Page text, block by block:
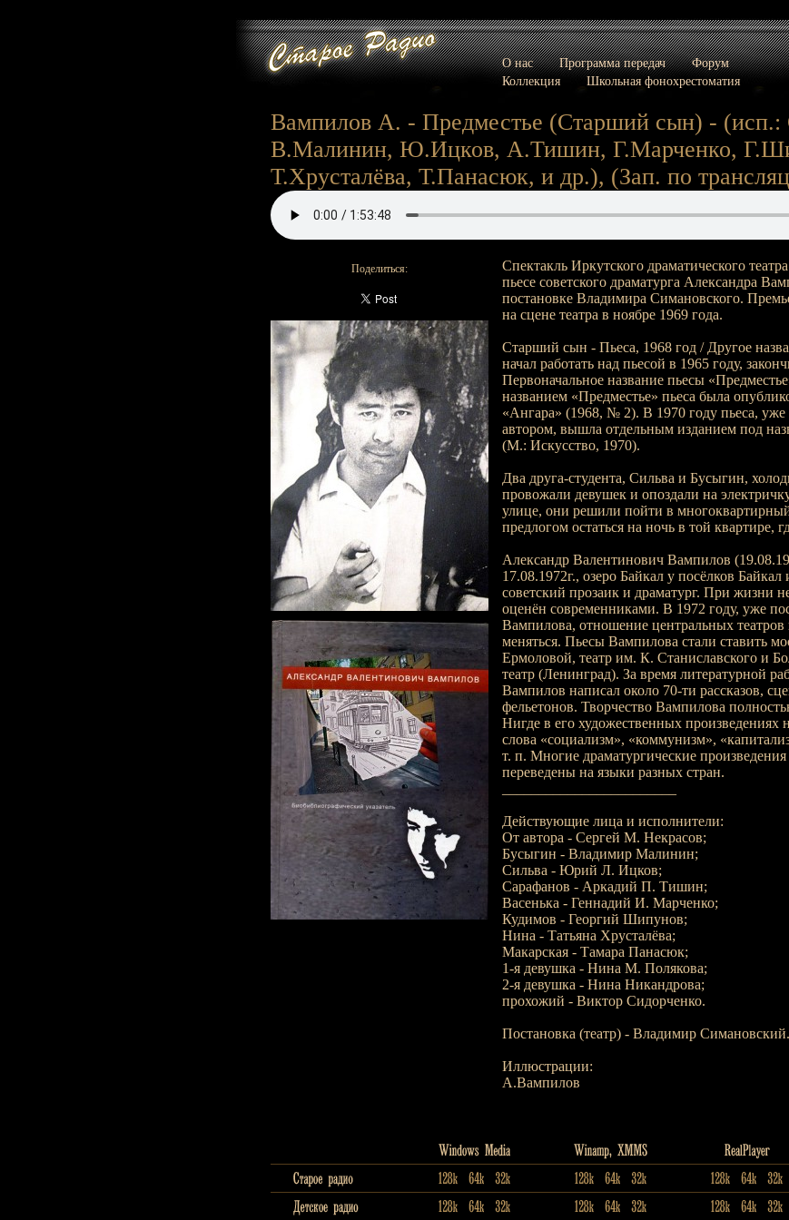
О нас Программа передач
Форум
Коллекция
Школьная фонохрестоматия
Вампилов А. - Предместье (Старший сын) - (исп.:
В.Малинин, Ю.Ицков, А.Тишин, Г.Марченко,
Т.Хрусталёва, Т.Панасюк, и др.), (Зап. по
Поделиться:
Спектакль Иркутского драматического
пьесе советского драматурга Александра
постановке Владимира Симановского.
на сцене театра в ноябре 1969 года.
Старший сын - Пьеса, 1968 год / Другое
начал работать над пьесой в 1965 году,
Первоначальное название пьесы
названием «Предместье» пьеса была
«Ангара» (1968, № 2). В 1970 году пьеса, уже
автором, вышла отдельным изданием под
(М.: Искусство, 1970).
Два друга-студента, Сильва и Бусыгин,
провожали девушек и опоздали на
улице, они решили пойти в
предлогом остаться на ночь в той квартире,
Александр Валентинович Вампилов
17.08.1972г., озеро Байкал у посёлков
советский прозаик и драматург. При жизни
оценён современниками. В 1972 году, уже
Вампилова, отношение центральных театров
меняться. Пьесы Вампилова стали ставить
Ермоловой, театр им. К. Станиславского и
театр (Ленинград). За время литературной
Вампилов написал около 70-ти рассказов,
фельетонов. Творчество Вампилова
Нигде в его художественных произведениях
слова «социализм», «коммунизм»,
т. п. Многие драматургические
переведены на языки разных стран.
Действующие лица и исполнители:
От автора - Сергей М. Некрасов;
Бусыгин - Владимир Малинин;
Сильва - Юрий Л. Ицков;
Сарафанов - Аркадий П. Тишин;
Васенька - Геннадий И. Марченко;
Кудимов - Георгий Шипунов;
Нина - Татьяна Хрусталёва;
Макарская - Тамара Панасюк;
1-я девушка - Нина М. Полякова;
2-я девушка - Нина Никандрова;
прохожий - Виктор Сидорченко.
Постановка (театр) - Владимир Симановский.
Иллюстрации:
А.Вампилов